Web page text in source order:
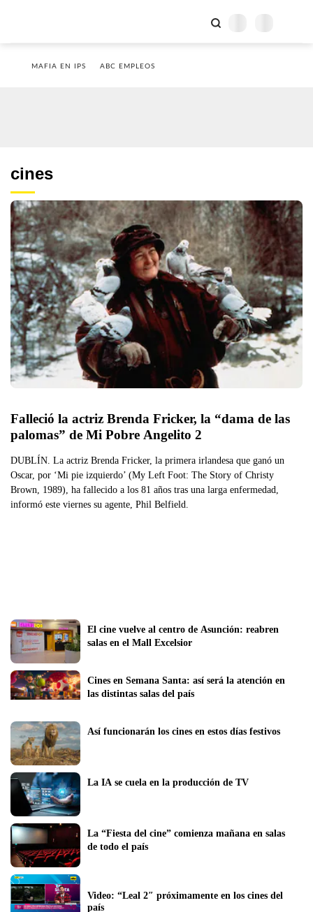
MAFIA EN IPS ABC EMPLEOS
cines
Falleció la actriz Brenda Fricker, la “dama de las
palomas” de Mi Pobre Angelito 2
DUBLÍN. La actriz Brenda Fricker, la primera irlandesa que ganó un
Oscar, por ‘Mi pie izquierdo’ (My Left Foot: The Story of Christy
Brown, 1989), ha fallecido a los 81 años tras una larga enfermedad,
informó este viernes su agente, Phil Belfield.
El cine vuelve al centro de Asunción: reabren
Cines en Semana Santa: así será la atención en
las distintas salas del país
Así funcionarán los cines en estos días festivos
La “Fiesta del cine” comienza mañana en salas
de todo el país
Video: “Leal 2″ próximamente en los cines del